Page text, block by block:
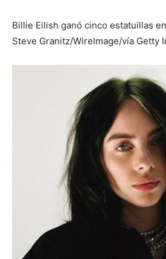
Billie Eilish ganó cinco estatuillas
Steve Granitz/WireImage/vía Getty